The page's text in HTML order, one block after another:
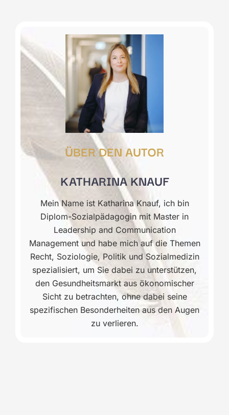
ÜBER DEN AUTOR
KATHARINA KNAUF
Mein Name ist Katharina Knauf, ich bin
Diplom-Sozialpädagogin mit Master in
Leadership and Communication
Management und habe mich auf die Themen
Recht, Soziologie, Politik und Sozialmedizin
spezialisiert, um Sie dabei zu unterstützen,
den Gesundheitsmarkt aus ökonomischer
Sicht zu betrachten, ohne dabei seine
spezifischen Besonderheiten aus den Augen
zu verlieren.